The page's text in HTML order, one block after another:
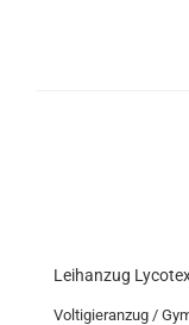
Leihanzug
Voltigieranzug /